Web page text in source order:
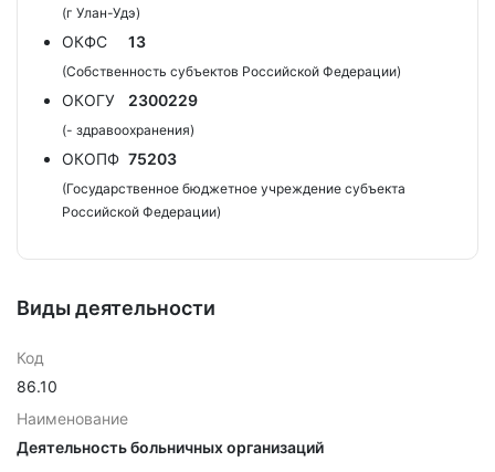
(г Улан-Удэ)
ОКФС 13
(Собственность субъектов Российской Федерации)
ОКОГУ 2300229
(- здравоохранения)
ОКОПФ 75203
(Государственное бюджетное учреждение субъекта
Российской Федерации)
Виды деятельности
Код
86.10
Наименование
Деятельность больничных организаций